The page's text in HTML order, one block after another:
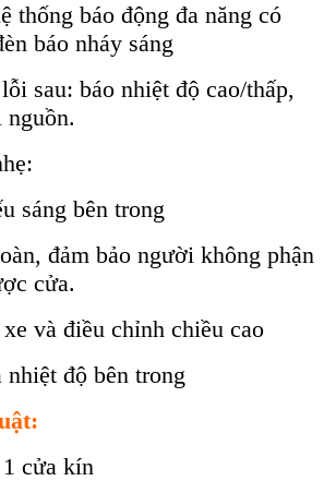
thống báo động đa năng có
báo nháy sáng
ỗi sau: báo nhiệt độ cao/thấp,
sáng bên trong
àn, đảm bảo người không phận
cửa.
xe và điều chỉnh chiều cao
nhiệt độ bên trong
cửa kín